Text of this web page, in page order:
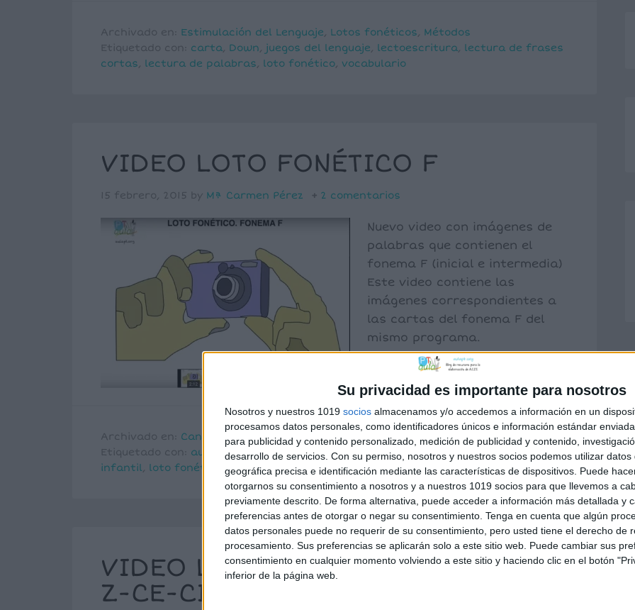
Su privacidad es importante para nosotros
Nosotros y nuestros 1019 socios almacenamos y/o accedemos a información en un
procesamos datos personales, como identificadores únicos e información estándar
para publicidad y contenido personalizado, medición de publicidad y contenido,
desarrollo de servicios. Con su permiso, nosotros y nuestros socios podemos utilizar datos
geográfica precisa e identificación mediante las características de dispositivos. Puede
otorgarnos su consentimiento a nosotros y a nuestros 1019 socios para que llevemos a
previamente descrito. De forma alternativa, puede acceder a información más detallada y
preferencias antes de otorgar o negar su consentimiento. Tenga en cuenta que algún
datos personales puede no requerir de su consentimiento, pero usted tiene el derecho de
procesamiento. Sus preferencias se aplicarán solo a este sitio web. Puede cambiar sus
consentimiento en cualquier momento volviendo a este sitio y haciendo clic en el botón
inferior de la página web.
Archivado en: Estimulación del Lenguaje, Lotos fonéticos, Métodos
Etiquetado con: carta, Down, juegos del lenguaje, lectoescritura, lectura de frases
cortas, lectura de palabras, loto fonético, vocabulario
VIDEO LOTO FONÉTICO F
15 febrero, 2015 by Mª Carmen Pérez 2 comentarios
Nuevo video con imágenes de
palabras que contienen el
fonema F (inicial e intermedia)
Este video contiene las
imágenes correspondientes a
las cartas del fonema F del
mismo programa.
Archivado en: Canal AulaPT Lotos fonéticos
Vocabulario
Etiquetado con: audición y lenguaje,dislalias ,estimulación del lenguaje ,fonemas,
infantil, loto fonético ,vocabulario
VIDEO LOTO FONÉTICO FONEMA
Z-CE-CI